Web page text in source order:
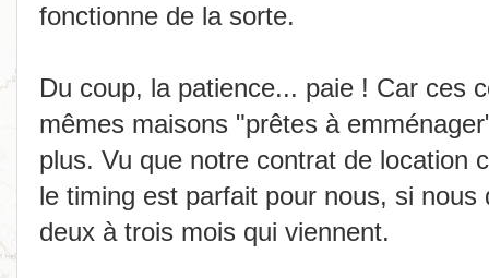
fonctionne de la sorte.
Du coup, la patience... paie ! Car ces
mêmes maisons "prêtes à
plus. Vu que notre contrat de location
le timing est parfait pour nous, si
deux à trois mois qui viennent.